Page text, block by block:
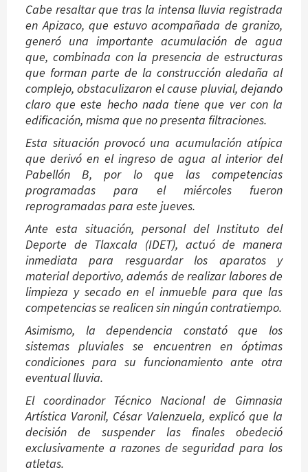
Cabe resaltar que tras la intensa lluvia registrada
en Apizaco, que estuvo acompañada de granizo,
generó una importante acumulación de agua
que, combinada con la presencia de estructuras
que forman parte de la construcción aledaña al
complejo, obstaculizaron el cause pluvial, dejando
claro que este hecho nada tiene que ver con la
edificación, misma que no presenta filtraciones.
Esta situación provocó una acumulación atípica
que derivó en el ingreso de agua al interior del
Pabellón B, por lo que las competencias
programadas para el miércoles fueron
reprogramadas para este jueves.
Ante esta situación, personal del Instituto del
Deporte de Tlaxcala (IDET), actuó de manera
inmediata para resguardar los aparatos y
material deportivo, además de realizar labores de
limpieza y secado en el inmueble para que las
competencias se realicen sin ningún contratiempo.
Asimismo, la dependencia constató que los
sistemas pluviales se encuentren en óptimas
condiciones para su funcionamiento ante otra
eventual lluvia.
El coordinador Técnico Nacional de Gimnasia
Artística Varonil, César Valenzuela, explicó que la
decisión de suspender las finales obedeció
exclusivamente a razones de seguridad para los
atletas.